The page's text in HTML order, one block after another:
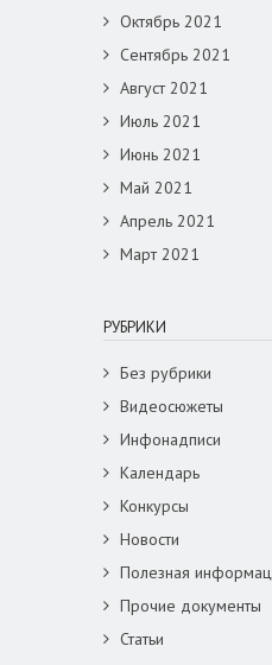
Октябрь 2021
Сентябрь 2021
Август 2021
Июль 2021
Июнь 2021
Май 2021
Апрель 2021
Март 2021
РУБРИКИ
Без рубрики
Видеосюжеты
Инфонадписи
Календарь
Конкурсы
Новости
Полезная
Прочие документы
Статьи